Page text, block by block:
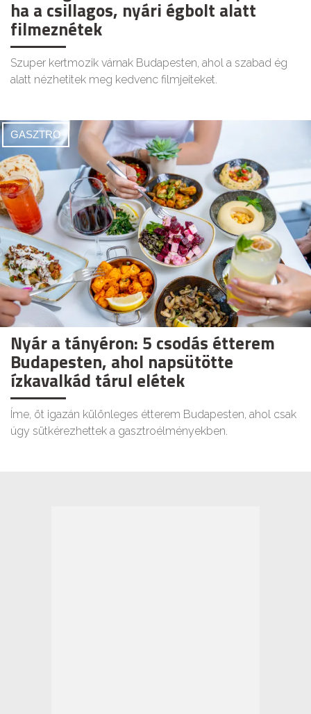
ha a csillagos, nyári égbolt alatt
filmeznétek
Szuper kertmozik várnak Budapesten, ahol a szabad ég
alatt nézhetitek meg kedvenc filmjeiteket.
GASZTRO
Nyár a tányéron: 5 csodás étterem
Budapesten, ahol napsütötte
ízkavalkád tárul elétek
Íme, öt igazán különleges étterem Budapesten, ahol csak
úgy sütkérezhettek a gasztroélményekben.